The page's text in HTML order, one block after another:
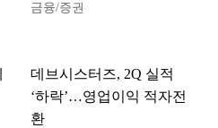
금융/증권
데브시스터즈, 2Q 실적
‘하락’…영업이익 적자전
환